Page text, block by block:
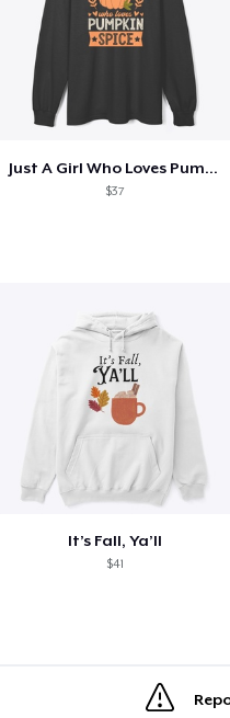
Just A Girl Who Loves Pumpkin Spice
$37
It’s Fall, Ya’ll
$41